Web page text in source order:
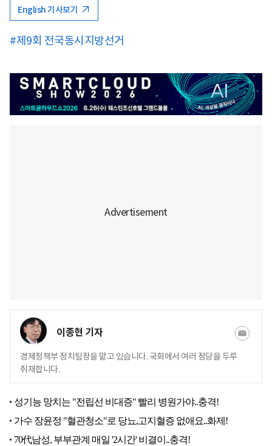
English 기사보기
#제9회 전국동시지방선거
이종현 기자
경제정책부 정치팀장을 맡고 있습니다. 국회에서 여러 정당을 두루
취재합니다.